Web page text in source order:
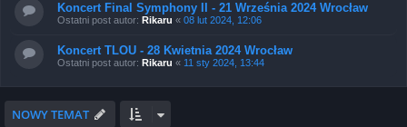
Koncert Final Symphony II - 21 Września 2024 Wrocław
Ostatni post autor: Rikaru « 08 lut 2024, 12:06
Koncert TLOU - 28 Kwietnia 2024 Wrocław
Ostatni post autor: Rikaru « 11 sty 2024, 13:44
NOWY TEMAT